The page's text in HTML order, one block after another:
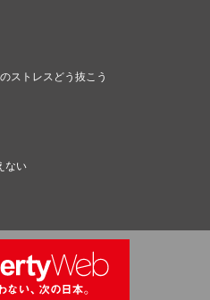
ストレスどう抜こう
ない